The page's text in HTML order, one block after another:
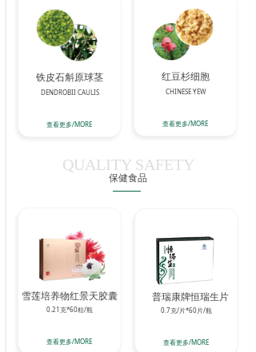
铁皮石斛原球茎
DENDROBII CAULIS
查看更多/MORE
红豆杉细胞
CHINESE YEW
查看更多/MORE
QUALITY SAFETY
保健食品
雪莲培养物红景天胶囊
0.21克*60粒/瓶
查看更多/MORE
普瑞康牌恒瑞生片
0.7克/片*60片/瓶
查看更多/MORE